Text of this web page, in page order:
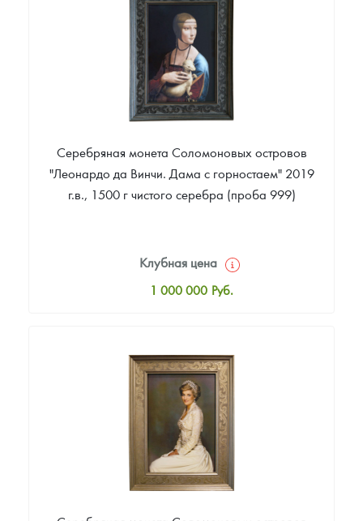
Звоните
Серебряная монета Соломоновых островов
"Леонардо да Винчи. Дама с горностаем" 2019
г.в., 1500 г чистого серебра (проба 999)
Клубная цена
1 000 000 Руб.
Цена выкупа
Звоните